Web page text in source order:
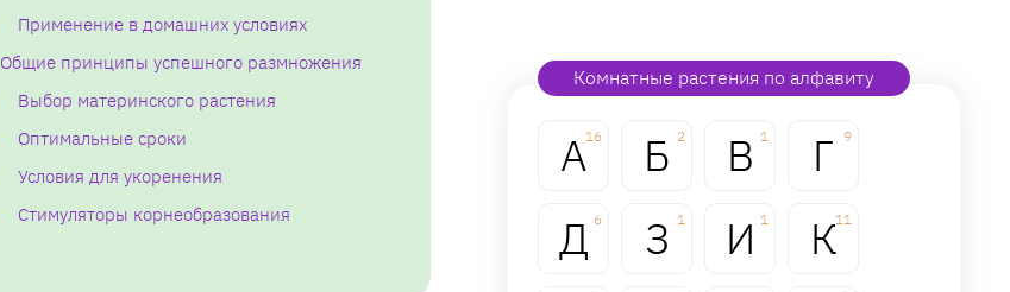
Применение в домашних условиях
Общие принципы успешного размножения
Выбор материнского растения
Оптимальные сроки
Условия для укоренения
Стимуляторы корнеобразования
Комнатные растения по алфавиту
А16 Б 2 В 1 Г 9
Д 6 З 1 И 1 К11